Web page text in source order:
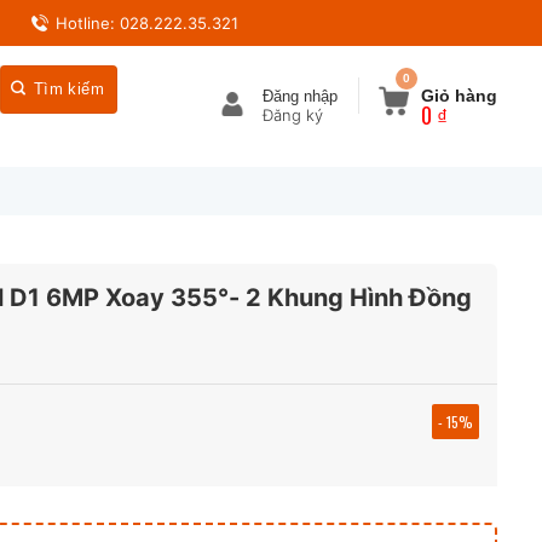
Hotline: 028.222.35.321
Đăng nhập Giỏ hàng
0 ₫
0
6MP Xoay 355°- 2 Khung Hình Đồng
₫.
- 15%